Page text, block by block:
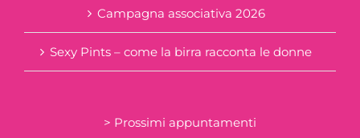
Campagna associativa 2026
Sexy Pints – come la birra racconta le donne
> Prossimi appuntamenti